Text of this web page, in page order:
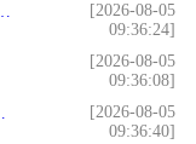
[2026-08-05
09:36:24]
[2026-08-05
09:36:08]
[2026-08-05
09:36:40]